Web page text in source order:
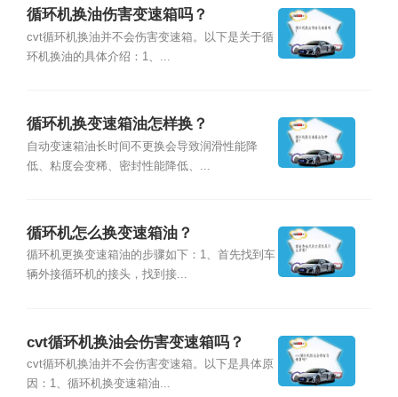
循环机换油伤害变速箱吗？
cvt循环机换油并不会伤害变速箱。以下是关于循
环机换油的具体介绍：1、...
循环机换变速箱油怎样换？
自动变速箱油长时间不更换会导致润滑性能降
低、粘度会变稀、密封性能降低、...
循环机怎么换变速箱油？
循环机更换变速箱油的步骤如下：1、首先找到车
辆外接循环机的接头，找到接...
cvt循环机换油会伤害变速箱吗？
cvt循环机换油并不会伤害变速箱。以下是具体原
因：1、循环机换变速箱油...